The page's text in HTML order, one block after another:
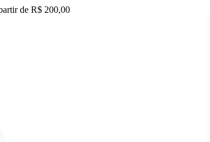
de R$ 200,00